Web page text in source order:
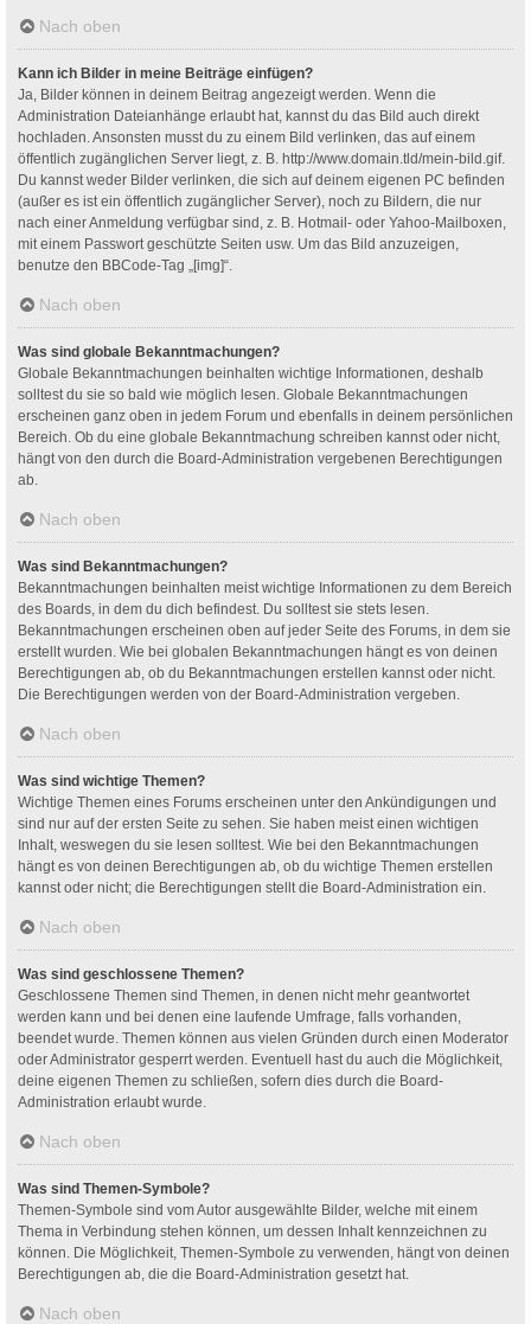
Nach oben
Kann ich Bilder in meine Beiträge einfügen?
Ja, Bilder können in deinem Beitrag angezeigt werden. Wenn die
Administration Dateianhänge erlaubt hat, kannst du das Bild auch direkt
hochladen. Ansonsten musst du zu einem Bild verlinken, das auf einem
öffentlich zugänglichen Server liegt, z. B. http://www.domain.tld/mein-bild.gif.
Du kannst weder Bilder verlinken, die sich auf deinem eigenen PC befinden
(außer es ist ein öffentlich zugänglicher Server), noch zu Bildern, die nur
nach einer Anmeldung verfügbar sind, z. B. Hotmail- oder Yahoo-Mailboxen,
mit einem Passwort geschützte Seiten usw. Um das Bild anzuzeigen,
benutze den BBCode-Tag „[img]“.
Nach oben
Was sind globale Bekanntmachungen?
Globale Bekanntmachungen beinhalten wichtige Informationen, deshalb
solltest du sie so bald wie möglich lesen. Globale Bekanntmachungen
erscheinen ganz oben in jedem Forum und ebenfalls in deinem persönlichen
Bereich. Ob du eine globale Bekanntmachung schreiben kannst oder nicht,
hängt von den durch die Board-Administration vergebenen Berechtigungen
ab.
Nach oben
Was sind Bekanntmachungen?
Bekanntmachungen beinhalten meist wichtige Informationen zu dem Bereich
des Boards, in dem du dich befindest. Du solltest sie stets lesen.
Bekanntmachungen erscheinen oben auf jeder Seite des Forums, in dem sie
erstellt wurden. Wie bei globalen Bekanntmachungen hängt es von deinen
Berechtigungen ab, ob du Bekanntmachungen erstellen kannst oder nicht.
Die Berechtigungen werden von der Board-Administration vergeben.
Nach oben
Was sind wichtige Themen?
Wichtige Themen eines Forums erscheinen unter den Ankündigungen und
sind nur auf der ersten Seite zu sehen. Sie haben meist einen wichtigen
Inhalt, weswegen du sie lesen solltest. Wie bei den Bekanntmachungen
hängt es von deinen Berechtigungen ab, ob du wichtige Themen erstellen
kannst oder nicht; die Berechtigungen stellt die Board-Administration ein.
Nach oben
Was sind geschlossene Themen?
Geschlossene Themen sind Themen, in denen nicht mehr geantwortet
werden kann und bei denen eine laufende Umfrage, falls vorhanden,
beendet wurde. Themen können aus vielen Gründen durch einen Moderator
oder Administrator gesperrt werden. Eventuell hast du auch die Möglichkeit,
deine eigenen Themen zu schließen, sofern dies durch die Board-
Administration erlaubt wurde.
Nach oben
Was sind Themen-Symbole?
Themen-Symbole sind vom Autor ausgewählte Bilder, welche mit einem
Thema in Verbindung stehen können, um dessen Inhalt kennzeichnen zu
können. Die Möglichkeit, Themen-Symbole zu verwenden, hängt von deinen
Berechtigungen ab, die die Board-Administration gesetzt hat.
Nach oben